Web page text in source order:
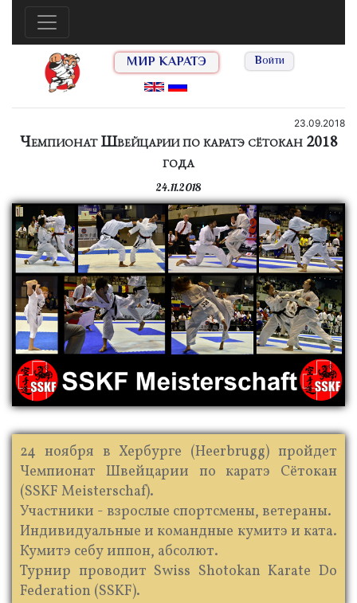
МИР КАРАТЭ Войти
23.09.2018
Чемпионат Швейцарии по каратэ сётокан 2018
года
24.11.2018
24 ноября в Хербурге (Heerbrugg) пройдет
Чемпионат Швейцарии по каратэ Сётокан
(SSKF Meisterschaf).
Участники - взрослые спортсмены, ветераны.
Индивидуальные и командные кумитэ и ката.
Кумитэ себу иппон, абсолют.
Турнир проводит Swiss Shotokan Karate Do
Federation (SSKF).